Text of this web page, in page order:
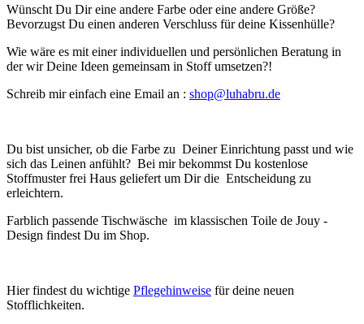
Wünscht Du Dir eine andere Farbe oder eine andere Größe?
Bevorzugst Du einen anderen Verschluss für deine Kissenhülle?
Wie wäre es mit einer individuellen und persönlichen Beratung in
der wir Deine Ideen gemeinsam in Stoff umsetzen?!
Schreib mir einfach eine Email an : shop@luhabru.de
Du bist unsicher, ob die Farbe zu Deiner Einrichtung passt und wie
sich das Leinen anfühlt? Bei mir bekommst Du kostenlose
Stoffmuster frei Haus geliefert um Dir die Entscheidung zu
erleichtern.
Farblich passende Tischwäsche im klassischen Toile de Jouy -
Design findest Du im Shop.
Hier findest du wichtige Pflegehinweise für deine neuen
Stofflichkeiten.